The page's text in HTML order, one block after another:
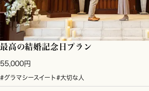
最高の結婚記念日プラン
55,000円
#グラマシースイート#大切な人